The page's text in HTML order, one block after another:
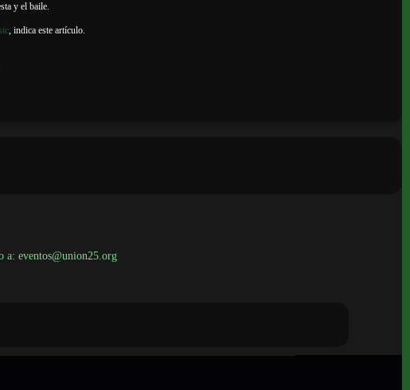
y el baile.
, indica este artículo.
a: eventos@union25.org